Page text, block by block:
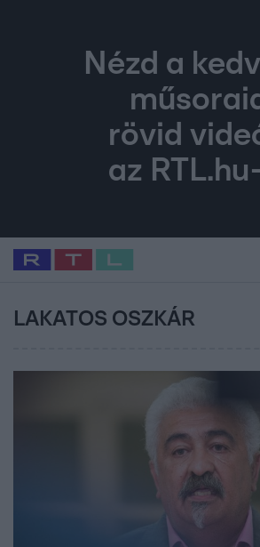
Nézd a
rövid
az
Legfrissebb RTL Híradó
Babits Marcella
LAKATOS OSZKÁR